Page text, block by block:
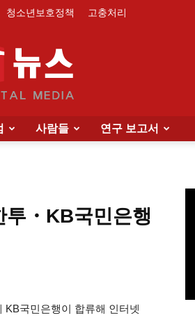
청소년보호정책 고충처리
사람들 연구 보고서
투・KB국민은행
KB국민은행이 합류해 인터넷